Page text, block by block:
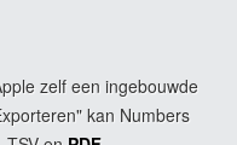
zelf een ingebouwde
kan Numbers